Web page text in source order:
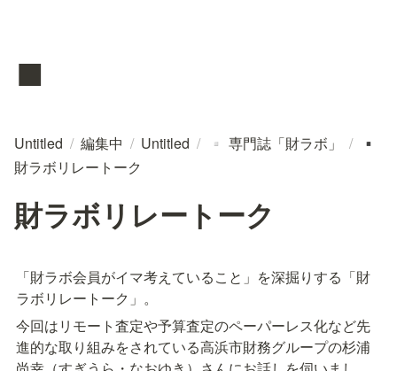
▪️
Untitled / 編集中 / Untitled / ▫️ 専門誌「財ラボ」 / ▪️
財ラボリレートーク
財ラボリレートーク
「財ラボ会員がイマ考えていること」を深掘りする「財
ラボリレートーク」。
今回はリモート査定や予算査定のペーパーレス化など先
進的な取り組みをされている高浜市財務グループの杉浦